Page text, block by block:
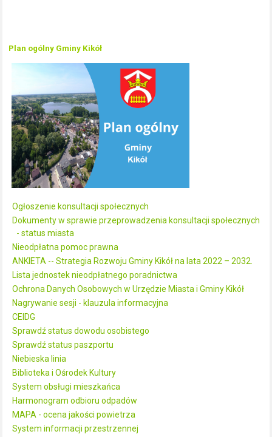
Plan ogólny Gminy Kikół
Ogłoszenie konsultacji społecznych
Dokumenty w sprawie przeprowadzenia konsultacji społecznych
- status miasta
Nieodpłatna pomoc prawna
ANKIETA -- Strategia Rozwoju Gminy Kikół na lata 2022 – 2032.
Lista jednostek nieodpłatnego poradnictwa
Ochrona Danych Osobowych w Urzędzie Miasta i Gminy Kikół
Nagrywanie sesji - klauzula informacyjna
CEIDG
Sprawdź status dowodu osobistego
Sprawdź status paszportu
Niebieska linia
Biblioteka i Ośrodek Kultury
System obsługi mieszkańca
Harmonogram odbioru odpadów
MAPA - ocena jakości powietrza
System informacji przestrzennej